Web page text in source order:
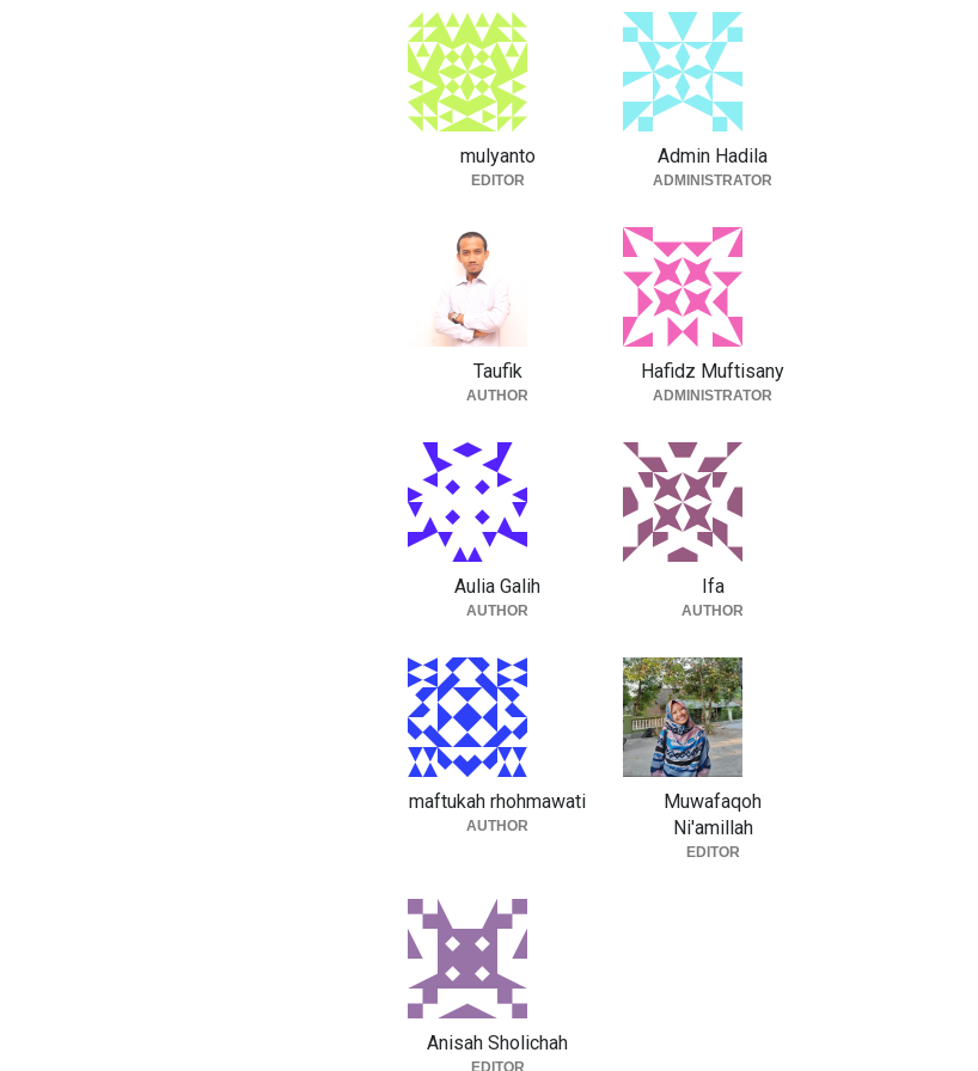
mulyanto
EDITOR
Admin Hadila
ADMINISTRATOR
Taufik
AUTHOR
Hafidz Muftisany
ADMINISTRATOR
Aulia Galih
AUTHOR
Ifa
AUTHOR
maftukah rhohmawati
AUTHOR
Muwafaqoh
Ni'amillah
EDITOR
Anisah Sholichah
EDITOR